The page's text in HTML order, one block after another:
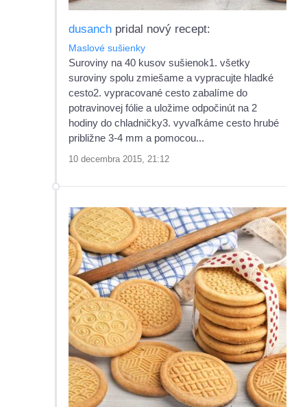
dusanch pridal nový recept:
Maslové sušienky
Suroviny na 40 kusov sušienok1. všetky
suroviny spolu zmiešame a vypracujte hladké
cesto2. vypracované cesto zabalíme do
potravinovej fólie a uložime odpočinút na 2
hodiny do chladničky3. vyvaľkáme cesto hrubé
približne 3-4 mm a pomocou...
10 decembra 2015, 21:12